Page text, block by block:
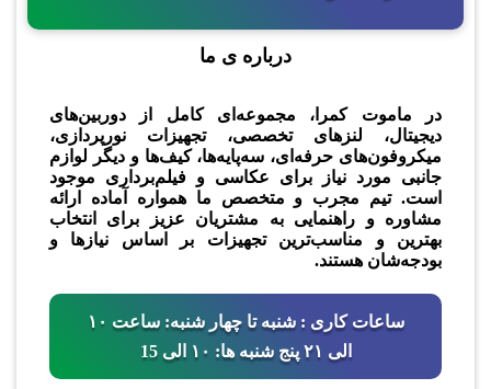
درباره ی ما
در ماموت کمرا، مجموعه‌ای کامل از دوربین‌های
دیجیتال، لنزهای تخصصی، تجهیزات نورپردازی،
میکروفون‌های حرفه‌ای، سه‌پایه‌ها، کیف‌ها و دیگر لوازم
جانبی مورد نیاز برای عکاسی و فیلم‌برداری موجود
است. تیم مجرب و متخصص ما همواره آماده ارائه
مشاوره و راهنمایی به مشتریان عزیز برای انتخاب
بهترین و مناسب‌ترین تجهیزات بر اساس نیازها و
بودجه‌شان هستند.
ساعات کاری : شنبه تا چهار شنبه: ساعت ۱۰
الی ۲۱ پنج شنبه ها: ۱۰ الی 15